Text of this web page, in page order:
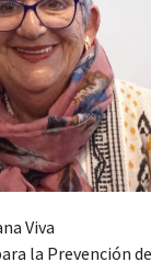
Viva
la Prevención